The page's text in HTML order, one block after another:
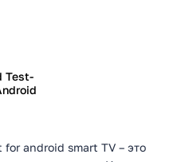
Test-
android smart TV – это